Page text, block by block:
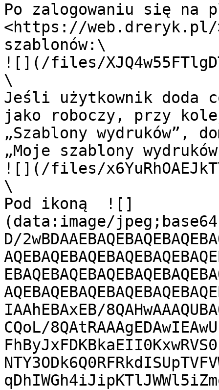
Po zalogowaniu się na
<https://web.dreryk.pl/
szablonów:\
![](/files/
\
Jeśli użytkownik doda
jako roboczy, przy
„Szablony wydruków”,
„Moje szablony
![](/files/
\
Pod ikoną  ![]
(data:image/jpeg;base64,/
D/
IAAhEBAxEB/
CQoL/